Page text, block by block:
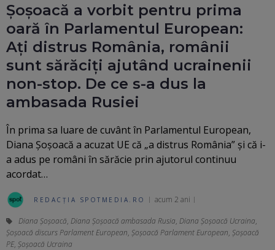
Șoșoacă a vorbit pentru prima
oară în Parlamentul European:
Ați distrus România, românii
sunt sărăciți ajutând ucrainenii
non-stop. De ce s-a dus la
ambasada Rusiei
În prima sa luare de cuvânt în Parlamentul European,
Diana Șoșoacă a acuzat UE că „a distrus România” și că i-
a adus pe români în sărăcie prin ajutorul continuu
acordat…
REDACȚIA SPOTMEDIA.RO acum 2 ani
Diana Șoșoacă, Diana Șoșoacă ambasada Rusia, Diana Șoșoacă Ucraina,
Șoșoacă discurs Parlament European, Șoșoacă Parlament European, Șoșoacă
PE, Șoșoacă Ucraina